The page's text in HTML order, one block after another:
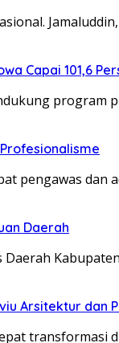
Capai 101,6
program
pengawas
Daerah
Arsitektur dan